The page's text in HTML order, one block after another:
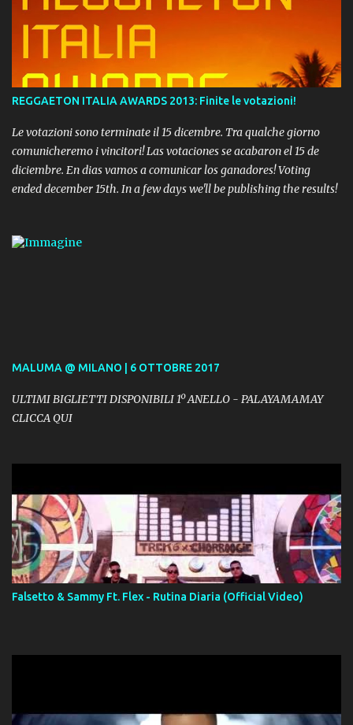
REGGAETON ITALIA AWARDS 2013: Finite le votazioni!
Le votazioni sono terminate il 15 dicembre. Tra qualche giorno
comunicheremo i vincitori! Las votaciones se acabaron el 15 de
diciembre. En dias vamos a comunicar los ganadores! Voting
ended december 15th. In a few days we'll be publishing the results!
MALUMA @ MILANO | 6 OTTOBRE 2017
ULTIMI BIGLIETTI DISPONIBILI 1º ANELLO - PALAYAMAMAY
CLICCA QUI
Falsetto & Sammy Ft. Flex - Rutina Diaria (Official Video)